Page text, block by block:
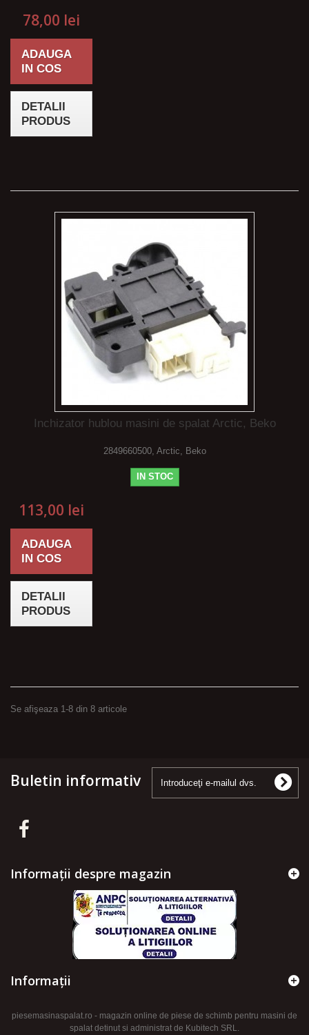
78,00 lei
ADAUGA
IN COS
DETALII
PRODUS
Inchizator hublou masini de spalat Arctic, Beko
2849660500, Arctic, Beko
IN STOC
113,00 lei
ADAUGA
IN COS
DETALII
PRODUS
Se afişeaza 1-8 din 8 articole
Buletin informativ
Informații despre magazin
Informaţii
piesemasinaspalat.ro - magazin online de piese de schimb pentru masini de
spalat detinut si administrat de Kubitech SRL.